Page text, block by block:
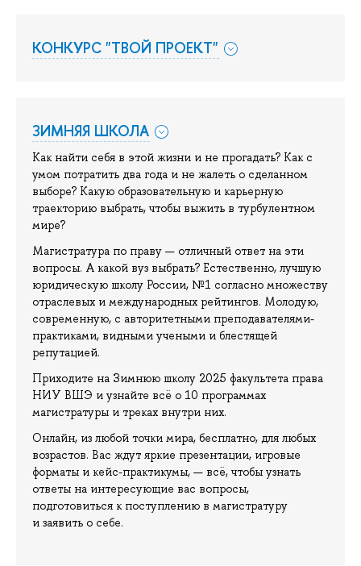
КОНКУРС "ТВОЙ ПРОЕКТ"
ЗИМНЯЯ ШКОЛА
Как найти себя в этой жизни и не прогадать? Как с
умом потратить два года и не жалеть о сделанном
выборе? Какую образовательную и карьерную
траекторию выбрать, чтобы выжить в турбулентном
мире?
Магистратура по праву — отличный ответ на эти
вопросы. А какой вуз выбрать? Естественно, лучшую
юридическую школу России, №1 согласно множеству
отраслевых и международных рейтингов. Молодую,
современную, с авторитетными преподавателями-
практиками, видными учеными и блестящей
репутацией.
Приходите на Зимнюю школу 2025 факультета права
НИУ ВШЭ и узнайте всё о 10 программах
магистратуры и треках внутри них.
Онлайн, из любой точки мира, бесплатно, для любых
возрастов. Вас ждут яркие презентации, игровые
форматы и кейс-практикумы, — всё, чтобы узнать
ответы на интересующие вас вопросы,
подготовиться к поступлению в магистратуру
и заявить о себе.